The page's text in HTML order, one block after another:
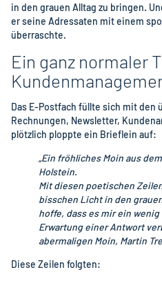
in den grauen Alltag zu bringen.
er seine Adressaten mit einem
überraschte.
Ein ganz normaler
Das E-Postfach füllte sich mit den
Rechnungen, Newsletter,
plötzlich ploppte ein Brieflein auf:
„Ein fröhliches Moin aus
Holstein.
Mit diesen poetischen
bisschen Licht in den
hoffe, dass es mir ein
Erwartung einer Antwort
abermaligen Moin, Martin
Diese Zeilen folgten: